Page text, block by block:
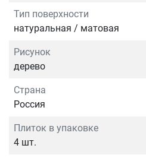
Тип поверхности
натуральная / матовая
Рисунок
дерево
Страна
Россия
Плиток в упаковке
4 шт.